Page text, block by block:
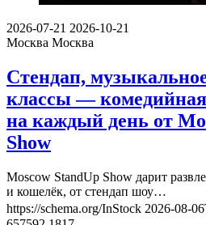
2026-07-21 2026-10-21
Москва Москва
Стендап,
классы —
на каждый день от
Show
Moscow StandUp Show дарит
и кошелёк, от стендап шоу…
https://schema.org/InStock 2026-08-